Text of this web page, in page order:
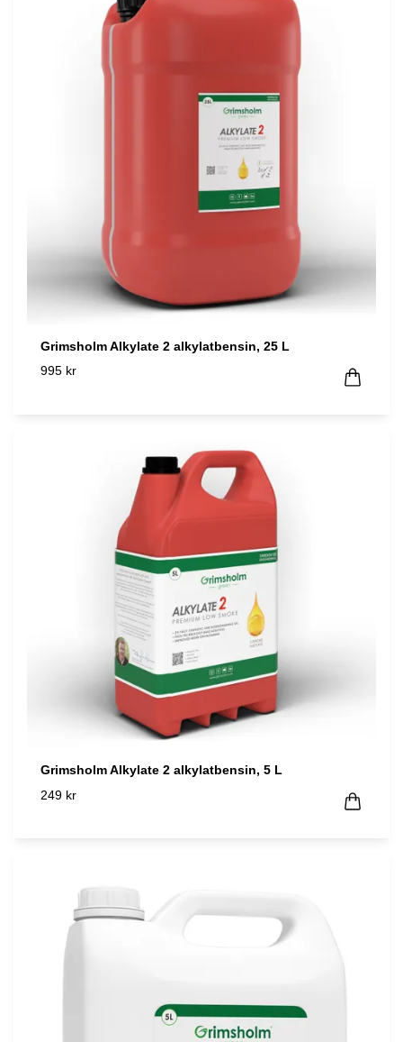
Grimsholm Alkylate 2 alkylatbensin, 25 L
995 kr
Grimsholm Alkylate 2 alkylatbensin, 5 L
249 kr